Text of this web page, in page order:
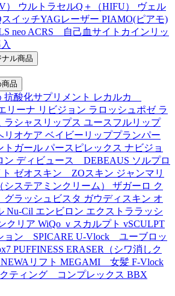
）
ウルトラセルQ＋（HIFU）
ヴェル
スイッチYAGレーザー PIAMO(ピアモ)
neo ACRS 自己血サイトカインリッ
ル商品
商品
抗酸化サプリメント レカルカ
リーナ リビジョン ラロッシュポゼ ラ
ラシャスリップス ユースフルリップ
リオケア ベイビーリッププランパー
トガール パースピレックス ナビジョ
ン ディビュース DEBEAUS ソルプロ
ゼオスキン ZOスキン ジャンマリ
システアミンクリーム） ザガーロ ク
グラッシュビスタ ガウディスキン オ
Nu-Cil エンビロン エクストララッシ
クリア WiQo ｖスカルプト vSCULPT
ョン SPICARE U-Vlock ユーブロッ
PUFFINESS ERASER（シワ消しク
NEWAリフト MEGAMI 女髪 F-Vlock
ティング コンプレックス BBX